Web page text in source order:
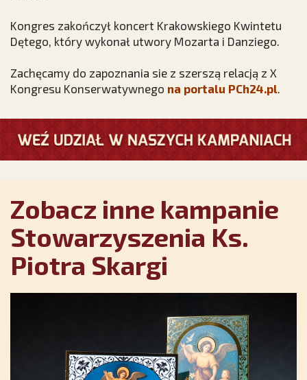
Kongres zakończył koncert Krakowskiego Kwintetu
Dętego, który wykonał utwory Mozarta i Danziego.
Zachęcamy do zapoznania sie z szerszą relacją z X
Kongresu Konserwatywnego na portalu PCh24.pl.
Zobacz inne kampanie
Stowarzyszenia Ks.
Piotra Skargi